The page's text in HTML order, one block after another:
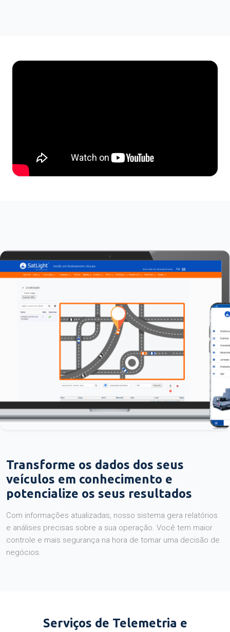
Transforme os dados dos seus
veículos em conhecimento e
potencialize os seus resultados
Com informações atualizadas, nosso sistema gera relatórios
e análises precisas sobre a sua operação. Você tem maior
controle e mais segurança na hora de tomar uma decisão de
negócios.
Serviços de Telemetria e